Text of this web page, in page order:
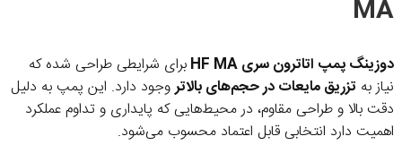
MA
دوزینگ پمپ اتاترون سری HF MA
برای شرایطی طراحی شده که
نیاز به تزریق مایعات در حجم‌های بالاتروجود دارد. این پمپ به دلیل
دقت بالا و طراحی مقاوم، در محیط‌هایی که پایداری و تداوم عملکرد
اهمیت دارد انتخابی قابل اعتماد محسوب می‌شود.